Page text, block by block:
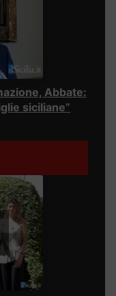
Abbate:
siciliane”